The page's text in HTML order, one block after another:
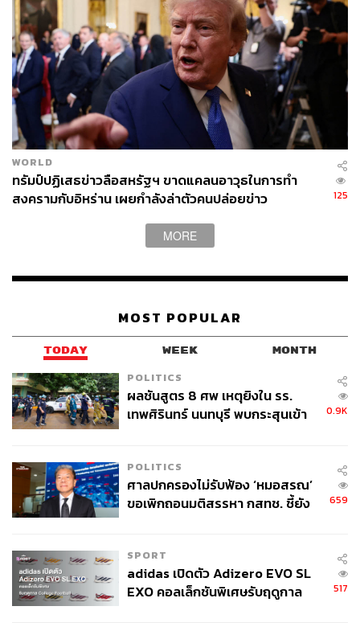
WORLD
ทรัมป์ปฏิเสธข่าวลือสหรัฐฯ ขาดแคลนอาวุธในการทำ
สงครามกับอิหร่าน เผยกำลังล่าตัวคนปล่อยข่าว
125
MORE
MOST POPULAR
TODAY WEEK MONTH
POLITICS
ผลชันสูตร 8 ศพ เหตุยิงใน รร.
เทพศิรินทร์ นนทบุรี พบกระสุนเข้า
0.9K
POLITICS
ศาลปกครองไม่รับฟ้อง ‘หมอสรณ’
ขอเพิกถอนมติสรรหา กสทช. ชี้ยัง
659
SPORT
adidas เปิดตัว Adizero EVO SL
EXO คอลเล็กชันพิเศษรับฤดูกาล
517